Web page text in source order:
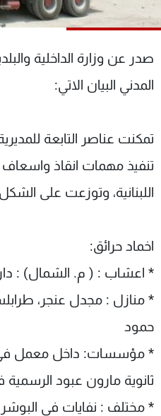
صدر عن وزارة الداخلية
المدني البيان الاتي:
تمكنت عناصر التابعة
تنفيذ مهمات انقاذ واسعاف
اللبنانية، وتوزعت على الشكل
اخماد حرائق:
* اعشاب : ( م. الشمال) :
* منازل : مجدل عنجر،
حمود
* مؤسسات: داخل معمل في
ثانوية مارون عبود الرسمية
* مختلف : نفايات في
شاهد البرامج
الترددات
عن MTV
الإنـتـاج